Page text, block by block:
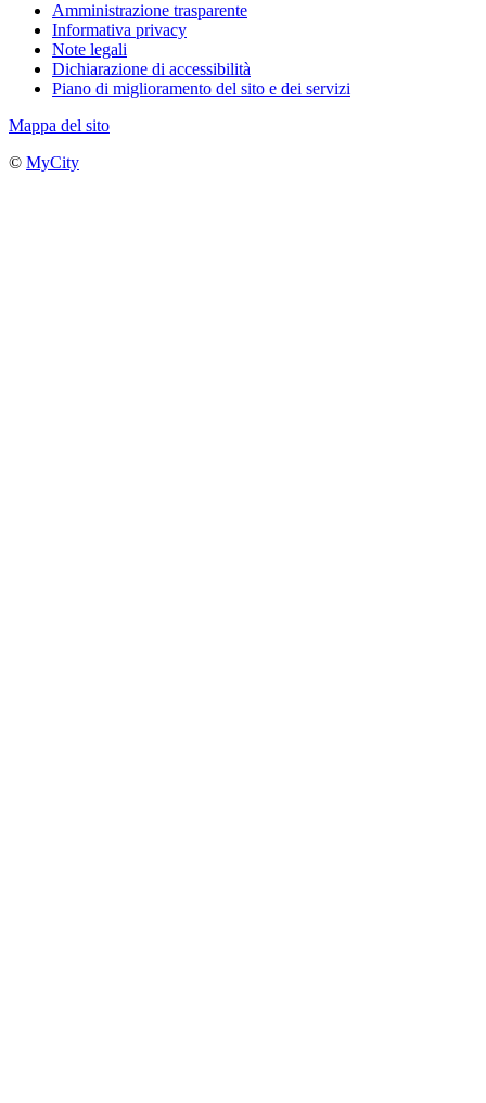
Amministrazione trasparente
Informativa privacy
Note legali
Dichiarazione di accessibilità
Piano di miglioramento del sito e dei servizi
Mappa del sito
© MyCity